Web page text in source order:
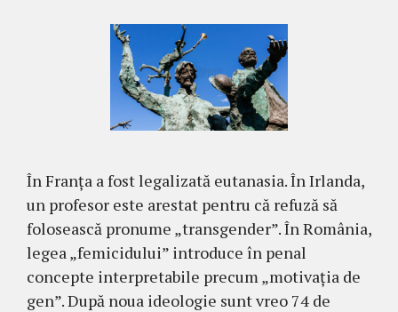
În Franța a fost legalizată eutanasia. În Irlanda,
un profesor este arestat pentru că refuză să
folosească pronume „transgender”. În România,
legea „femicidului” introduce în penal
concepte interpretabile precum „motivația de
gen”. După noua ideologie sunt vreo 74 de